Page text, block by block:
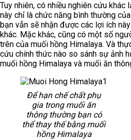
Tuy nhiên, có nhiều nghiên cứu khác
này chỉ là chức năng bình thường
bạn vẫn sẽ nhận được các lợi ích
khác. Mặc khác, cũng có một số
trên của muối hồng Himalaya. Và
cứu chính thức nào so sánh sự ảnh
muối hồng Himalaya và muối ăn
Để hạn chế chất phụ
gia trong muối ăn
thông thường bạn có
thể thay thế bằng muối
hồng Himalaya